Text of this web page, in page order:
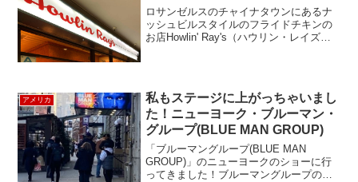
ロサンゼルスのチャイナタウンにあるナ
ッシュビルスタイルのフライドチキンの
お店Howlin' Ray's（ハウリン・レイズ）
アメリカ
私もステージに上がっちゃいまし
た！ニューヨーク・ブルーマン・
グループ(BLUE MAN GROUP)
「ブルーマングループ(BLUE MAN
GROUP)」のニューヨークのショーに行
ってきました！ブルーマングループのシ